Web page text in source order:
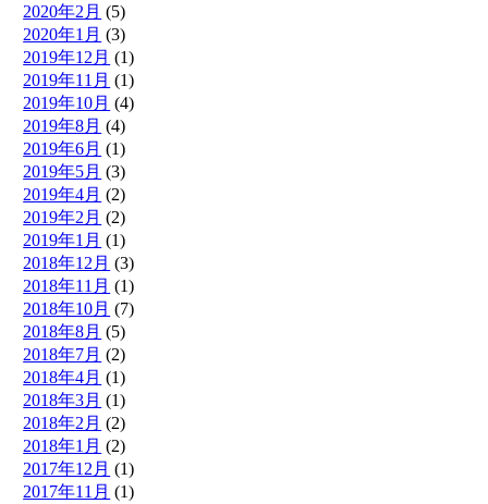
2020年2月 (5)
2020年1月 (3)
2019年12月 (1)
2019年11月 (1)
2019年10月 (4)
2019年8月 (4)
2019年6月 (1)
2019年5月 (3)
2019年4月 (2)
2019年2月 (2)
2019年1月 (1)
2018年12月 (3)
2018年11月 (1)
2018年10月 (7)
2018年8月 (5)
2018年7月 (2)
2018年4月 (1)
2018年3月 (1)
2018年2月 (2)
2018年1月 (2)
2017年12月 (1)
2017年11月 (1)